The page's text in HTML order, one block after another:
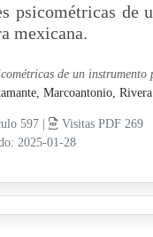
psicométricas de
mexicana.
de un
Marcoantonio,
597 |
Visitas PDF 269
2025-01-28